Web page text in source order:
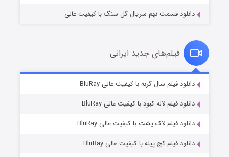
قسمت۲ (زیرنویس) منتشر شد
دانلود قسمت نهم سریال گل سنگ با کیفیت عالی
فیلم‌های جدید ایرانی
دانلود فیلم سال گربه با کیفیت عالی BluRay
دانلود فیلم لاله کبود با کیفیت عالی BluRay
دانلود فیلم لاک پشت با کیفیت عالی BluRay
دانلود فیلم کج‌ پیله با کیفیت عالی BluRay